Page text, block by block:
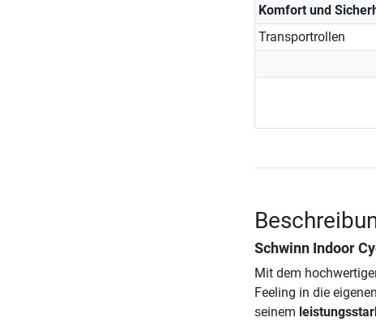
Komfort und
Transportrollen
Schwinn Indoor
Mit dem
Feeling in die
seinem